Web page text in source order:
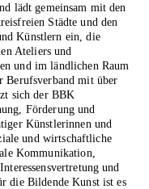
lädt gemeinsam mit den
Städte und den
Künstlern ein, die
Ateliers und
und im ländlichen Raum
Berufsverband mit über
sich der BBK
Förderung und
Künstlerinnen und
und wirtschaftliche
Kommunikation,
und
die Bildende Kunst ist es